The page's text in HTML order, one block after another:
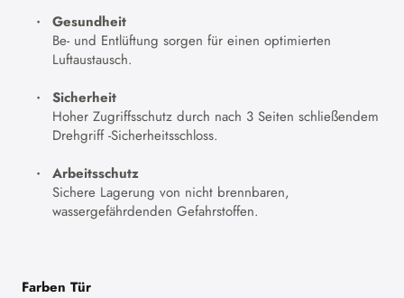
Gesundheit
Be- und Entlüftung sorgen für einen optimierten
Luftaustausch.
Sicherheit
Hoher Zugriffsschutz durch nach 3 Seiten schließendem
Drehgriff -Sicherheitsschloss.
Arbeitsschutz
Sichere Lagerung von nicht brennbaren,
wassergefährdenden Gefahrstoffen.
Farben Tür